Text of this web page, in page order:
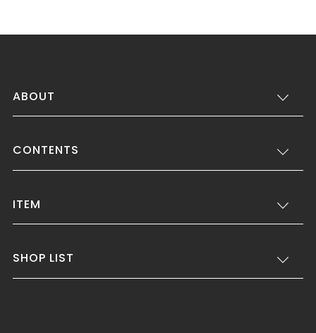
ABOUT
CONTENTS
ITEM
SHOP LIST